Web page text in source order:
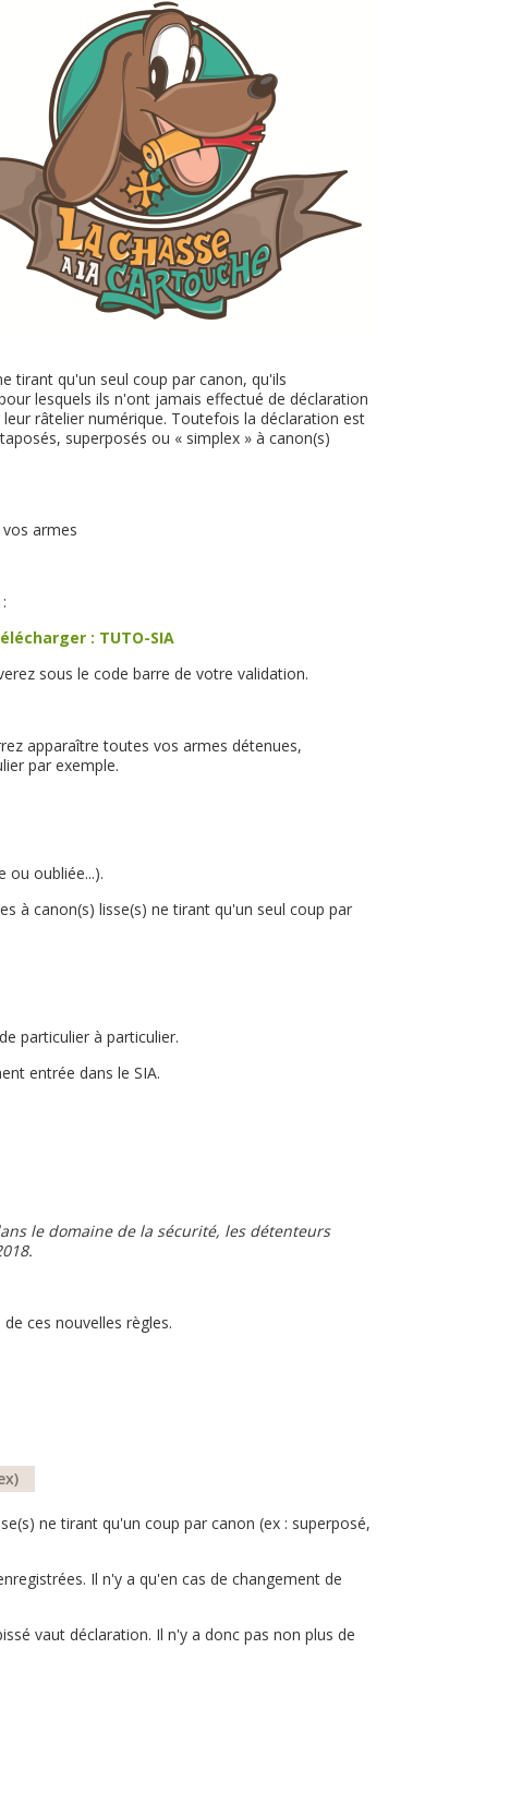
tirant qu'un seul coup par canon, qu'ils
lesquels ils n'ont jamais effectué de déclaration
râtelier numérique. Toutefois la déclaration est
superposés ou « simplex » à canon(s)
armes
: TUTO-SIA
sous le code barre de votre validation.
apparaître toutes vos armes détenues,
par exemple.
ou oubliée...).
à canon(s) lisse(s) ne tirant qu'un seul coup par
particulier à particulier.
entrée dans le SIA.
le domaine de la sécurité, les détenteurs
ces nouvelles règles.
ne tirant qu'un coup par canon (ex : superposé,
Il n'y a qu'en cas de changement de
vaut déclaration. Il n'y a donc pas non plus de